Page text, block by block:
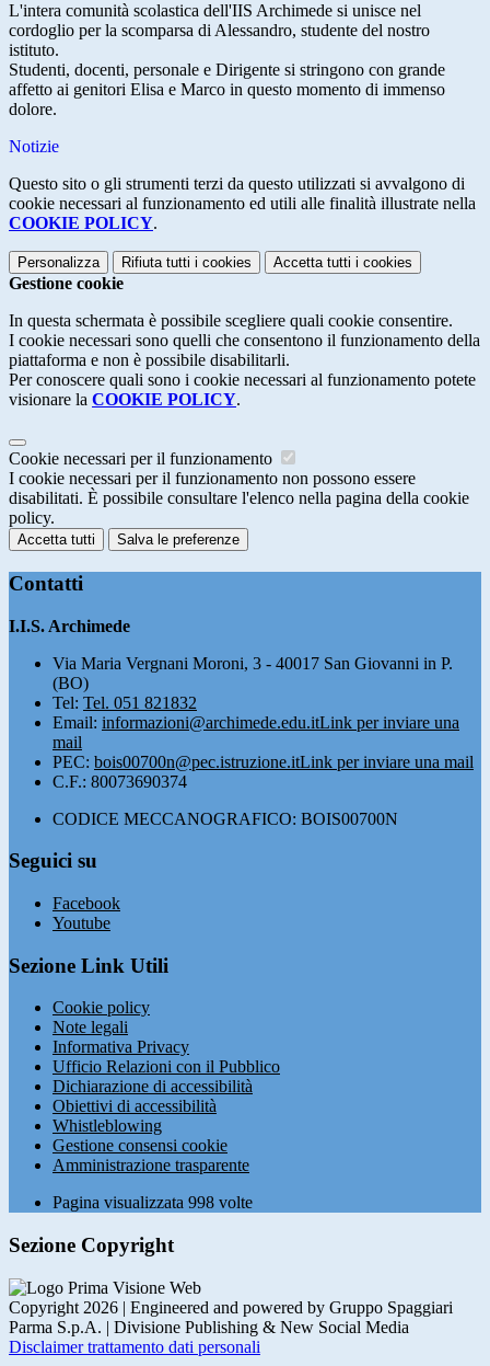
L'intera comunità scolastica dell'IIS Archimede si unisce nel
cordoglio per la scomparsa di Alessandro, studente del nostro
istituto.
Studenti, docenti, personale e Dirigente si stringono con grande
affetto ai genitori Elisa e Marco in questo momento di immenso
dolore.
Notizie
Questo sito o gli strumenti terzi da questo utilizzati si avvalgono di
cookie necessari al funzionamento ed utili alle finalità illustrate nella
COOKIE POLICY.
Personalizza Rifiuta tutti i cookies Accetta tutti i cookies
Gestione cookie
In questa schermata è possibile scegliere quali cookie consentire.
I cookie necessari sono quelli che consentono il funzionamento della
piattaforma e non è possibile disabilitarli.
Per conoscere quali sono i cookie necessari al funzionamento potete
visionare la COOKIE POLICY.
Cookie necessari per il funzionamento
I cookie necessari per il funzionamento non possono essere
disabilitati. È possibile consultare l'elenco nella pagina della cookie
policy.
Accetta tutti Salva le preferenze
Contatti
I.I.S. Archimede
Via Maria Vergnani Moroni, 3 - 40017 San Giovanni in P.
(BO)
Tel: Tel. 051 821832
Email: informazioni@archimede.edu.itLink per inviare una
mail
PEC: bois00700n@pec.istruzione.itLink per inviare una mail
C.F.: 80073690374
CODICE MECCANOGRAFICO: BOIS00700N
Seguici su
Facebook
Youtube
Sezione Link Utili
Cookie policy
Note legali
Informativa Privacy
Ufficio Relazioni con il Pubblico
Dichiarazione di accessibilità
Obiettivi di accessibilità
Whistleblowing
Gestione consensi cookie
Amministrazione trasparente
Pagina visualizzata 998 volte
Sezione Copyright
Copyright 2026 | Engineered and powered by Gruppo Spaggiari
Parma S.p.A. | Divisione Publishing & New Social Media
Disclaimer trattamento dati personali